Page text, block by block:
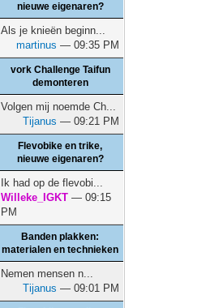
nieuwe eigenaren?
Als je knieën beginn...
martinus — 09:35 PM
vork Challenge Taifun
demonteren
Volgen mij noemde Ch...
Tijanus — 09:21 PM
Flevobike en trike,
nieuwe eigenaren?
Ik had op de flevobi...
Willeke_IGKT — 09:15
PM
Banden plakken:
materialen en technieken
Nemen mensen n...
Tijanus — 09:01 PM